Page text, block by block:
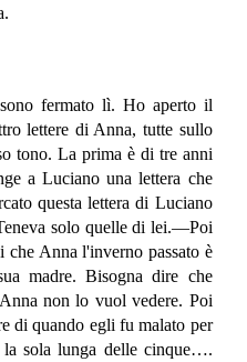
fermato lì. Ho aperto il
lettere di Anna, tutte sullo
tono. La prima è di tre anni
a Luciano una lettera che
questa lettera di Luciano
solo quelle di lei.—Poi
Anna l'inverno passato è
madre. Bisogna dire che
non lo vuol vedere. Poi
di quando egli fu malato per
sola lunga delle cinque….